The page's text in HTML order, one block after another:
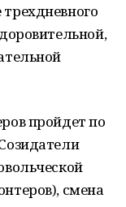
пройдет по
смена